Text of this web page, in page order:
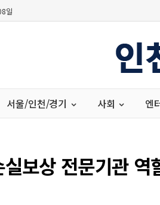
일
서울/인천/경기 사회 엔
보상 전문기관 역